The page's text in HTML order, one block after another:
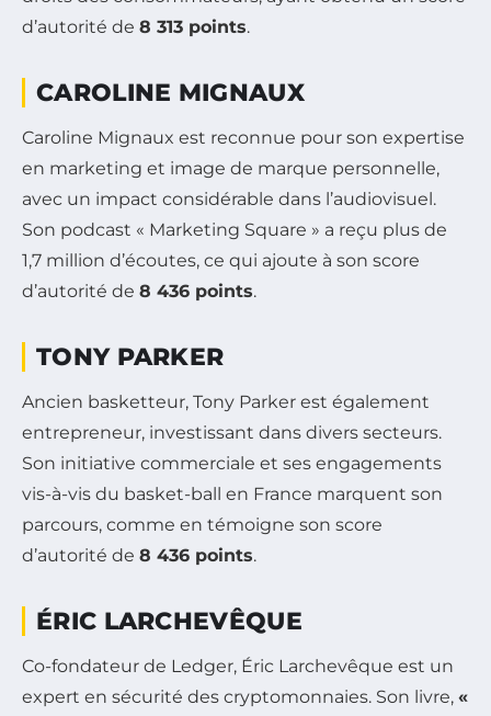
d’autorité de 8 313 points.
CAROLINE MIGNAUX
Caroline Mignaux est reconnue pour son expertise
en marketing et image de marque personnelle,
avec un impact considérable dans l’audiovisuel.
Son podcast « Marketing Square » a reçu plus de
1,7 million d’écoutes, ce qui ajoute à son score
d’autorité de 8 436 points.
TONY PARKER
Ancien basketteur, Tony Parker est également
entrepreneur, investissant dans divers secteurs.
Son initiative commerciale et ses engagements
vis-à-vis du basket-ball en France marquent son
parcours, comme en témoigne son score
d’autorité de 8 436 points.
ÉRIC LARCHEVÊQUE
Co-fondateur de Ledger, Éric Larchevêque est un
expert en sécurité des cryptomonnaies. Son livre, «